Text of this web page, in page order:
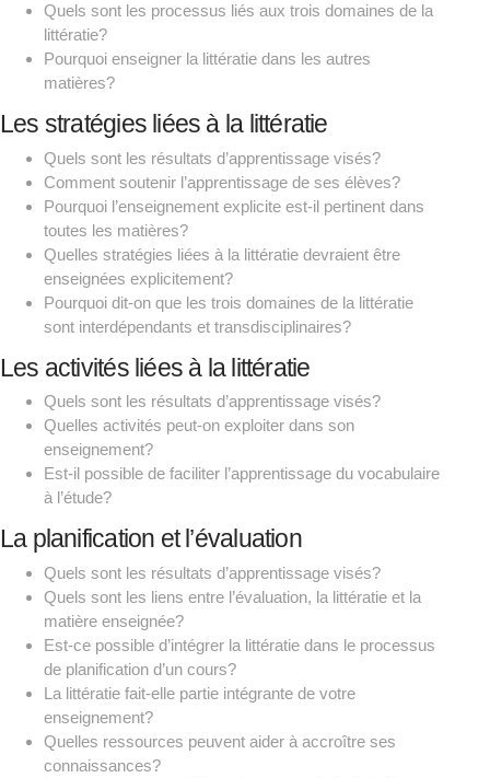
Quels sont les processus liés aux trois domaines de la
littératie?
Pourquoi enseigner la littératie dans les autres
matières?
Les stratégies liées à la littératie
Quels sont les résultats d’apprentissage visés?
Comment soutenir l’apprentissage de ses élèves?
Pourquoi l’enseignement explicite est-il pertinent dans
toutes les matières?
Quelles stratégies liées à la littératie devraient être
enseignées explicitement?
Pourquoi dit-on que les trois domaines de la littératie
sont interdépendants et transdisciplinaires?
Les activités liées à la littératie
Quels sont les résultats d’apprentissage visés?
Quelles activités peut-on exploiter dans son
enseignement?
Est-il possible de faciliter l’apprentissage du vocabulaire
à l’étude?
La planification et l’évaluation
Quels sont les résultats d’apprentissage visés?
Quels sont les liens entre l’évaluation, la littératie et la
matière enseignée?
Est-ce possible d’intégrer la littératie dans le processus
de planification d’un cours?
La littératie fait-elle partie intégrante de votre
enseignement?
Quelles ressources peuvent aider à accroître ses
connaissances?